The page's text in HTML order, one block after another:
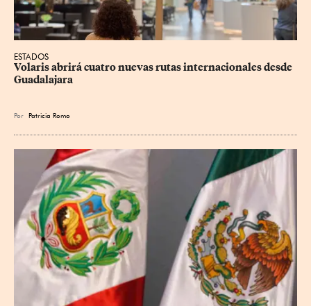
ESTADOS
Volaris abrirá cuatro nuevas rutas internacionales desde
Guadalajara
Por Patricia Romo